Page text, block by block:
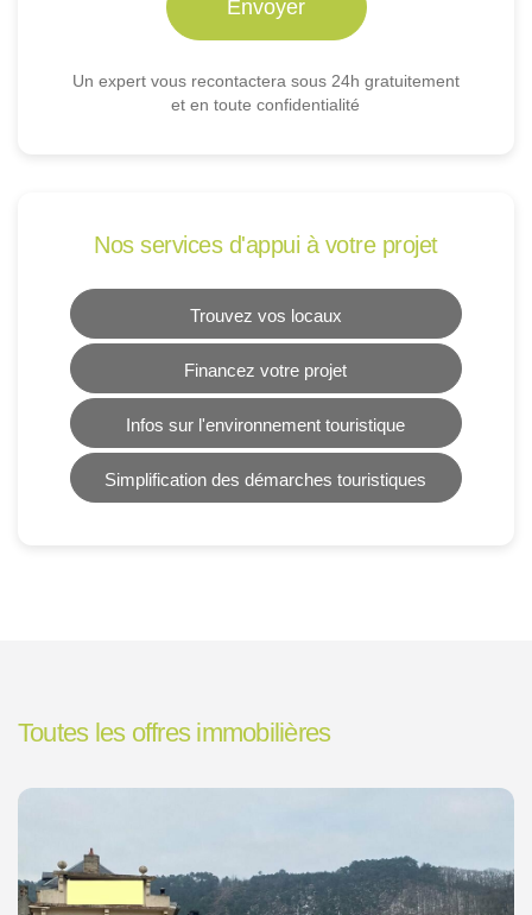
Un expert vous recontactera sous 24h gratuitement
et en toute confidentialité
Nos services d'appui à votre projet
Trouvez vos locaux
Financez votre projet
Infos sur l'environnement touristique
Simplification des démarches touristiques
Toutes les offres immobilières